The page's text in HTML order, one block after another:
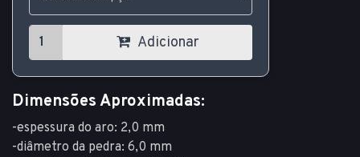
Adicionar
Dimensões Aproximadas:
-espessura do aro: 2,0 mm
-diâmetro da pedra: 6,0 mm